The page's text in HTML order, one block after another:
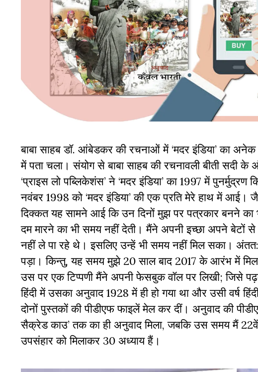
बाबा साहब डॉ. आंबेडकर की रचनाओं में ‘मदर इंडिया’का अनेक
में पता चला। संयोग से बाबा साहब की रचनावली बीती
‘प्राइस लो पब्लिकेशंस’ने ‘मदर इंडिया’का1997 में पुनर्मुद्रण
नवंबर 1998 को ‘मदर इंडिया’की एक प्रति मेरे हाथ में आई।
दिक्कत यह सामने आई कि उन दिनों मुझ पर पत्रकार बनने
दम मारने का भी समय नहीं देती। मैंने अपनी इच्छा अपने बेटों से
नहीं ले पा रहे थे। इसलिए उन्हें भी समय नहीं मिल सका।
पड़ा। किन्तु,यह समय मुझे 20साल बाद 2017 के आरंभ में
उस पर एक टिप्पणी मैंने अपनी फेसबुक वॉल पर लिखी;जिसे
हिंदी में उसका अनुवाद1928 में ही हो गया था और उसी वर्ष
दोनों पुस्तकों की पीडीएफ फाइलें मेल कर दीं। अनुवाद की
सैक्रेड काउ’तक का ही अनुवाद मिला,जबकि उस समय मैं 22
उपसंहार को मिलाकर 30 अध्याय हैं।